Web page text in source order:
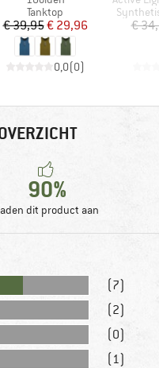
Productgroep
Tanktop
Prijs
€ 39,95Verlaagde prijs
€ 29,96
0,0(0)
€
90%
dit product aan
(7)
(2)
(0)
(1)